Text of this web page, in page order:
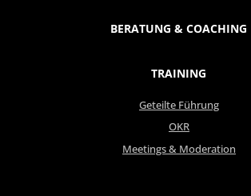
BERATUNG & COACHING
TRAINING
Geteilte Führung
OKR
Meetings & Moderation